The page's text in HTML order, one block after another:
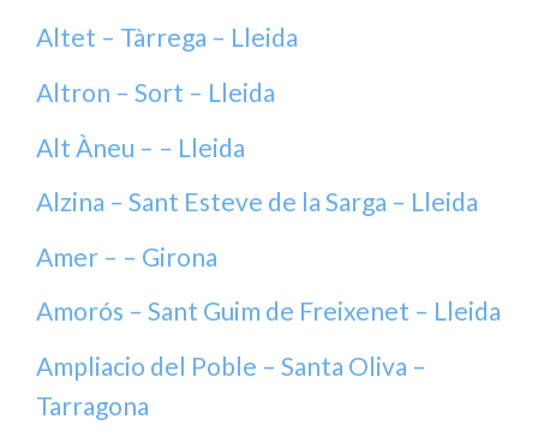
Altet – Tàrrega – Lleida
Altron – Sort – Lleida
Alt Àneu – – Lleida
Alzina – Sant Esteve de la Sarga – Lleida
Amer – – Girona
Amorós – Sant Guim de Freixenet – Lleida
Ampliacio del Poble – Santa Oliva –
Tarragona